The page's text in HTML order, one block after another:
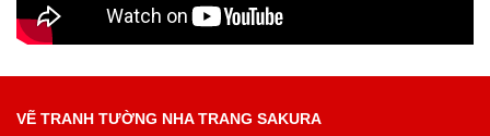
VẼ TRANH TƯỜNG NHA TRANG SAKURA